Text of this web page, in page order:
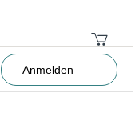
Anmelden